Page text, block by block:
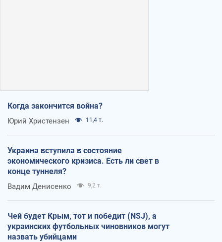
Когда закончится война?
Юрий Христензен 11,4 т.
Украина вступила в состояние
экономического кризиса. Есть ли свет в
конце туннеля?
Вадим Денисенко 9,2 т.
Чей будет Крым, тот и победит (NSJ), а
украинских футбольных чиновников могут
назвать убийцами